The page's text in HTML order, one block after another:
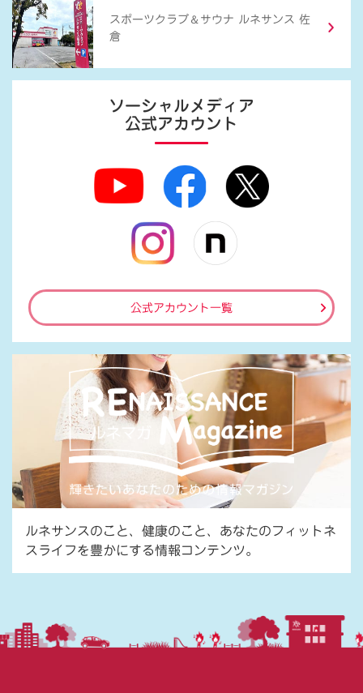
スポーツクラブ ＆ サウナ ルネサンス 佐
倉
ソーシャルメディア
公式アカウント
公式アカウント一覧
ルネサンスのこと、健康のこと、あなたのフィットネ
スライフを豊かにする情報コンテンツ。